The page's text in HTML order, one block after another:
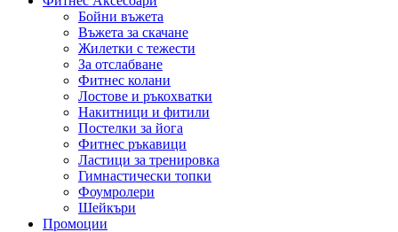
Бойни въжета
Въжета за скачане
Жилетки с тежести
За отслабване
Фитнес колани
Лостове и ръкохватки
Накитници и фитили
Постелки за йога
Фитнес ръкавици
Ластици за тренировка
Гимнастически топки
Фоумролери
Шейкъри
Промоции